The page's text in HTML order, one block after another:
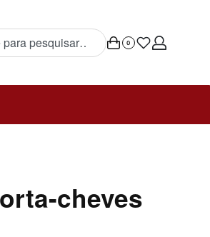
0
cheves